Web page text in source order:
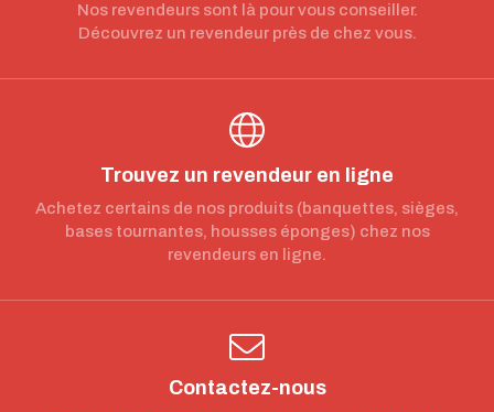
Nos revendeurs sont là pour vous conseiller.
Découvrez un revendeur près de chez vous.
Trouvez un revendeur en ligne
Achetez certains de nos produits (banquettes, sièges,
bases tournantes, housses éponges) chez nos
revendeurs en ligne.
Contactez-nous